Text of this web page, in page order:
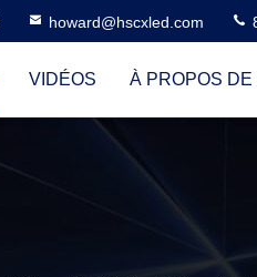
howard@hscxled.com
VIDÉOS À PROPOS DE